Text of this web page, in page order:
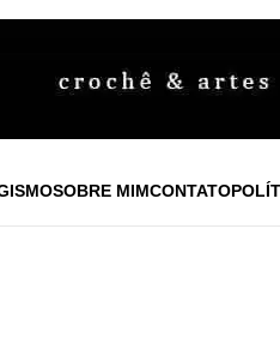
SOBRE MIMCONTATO